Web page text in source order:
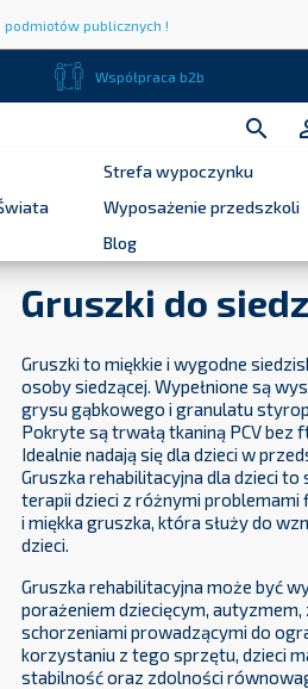
podmiotów publicznych !
Współpraca b2b

Strefa wypoczynku
Wyposażenie przedszkoli
Blog
Gruszki do
Gruszki to miękkie i wygodne
osoby siedzącej. Wypełnione są
grysu gąbkowego i granulatu
Pokryte są trwałą tkaniną PCV
Idealnie nadają się dla dzieci w
Gruszka rehabilitacyjna dla dzieci
terapii dzieci z różnymi
i miękka gruszka, która służy do
dzieci.
Gruszka rehabilitacyjna może być
porażeniem dziecięcym,
schorzeniami prowadzącymi do
korzystaniu z tego sprzętu, dzieci
stabilność oraz zdolności